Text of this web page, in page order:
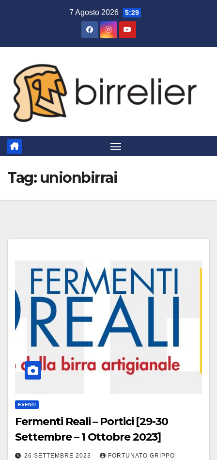
7 Agosto 2026 5:29
Tag: unionbirrai
EVENTI
Fermenti Reali – Portici [29-30
Settembre – 1 Ottobre 2023]
26 SETTEMBRE 2023 FORTUNATO GRIPPO